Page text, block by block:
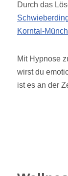
Durch das
Korntal-
Mit Hypnose
wirst du
ist es an der